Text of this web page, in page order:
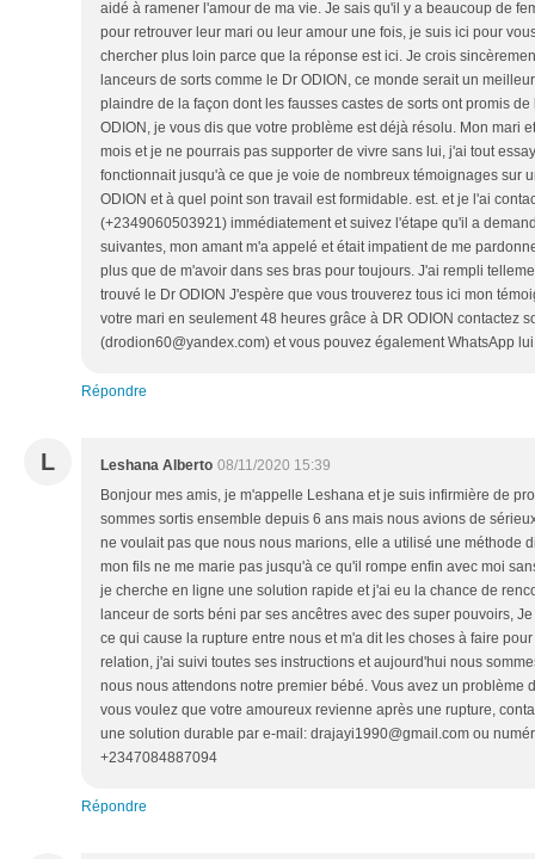
aidé à ramener l'amour de ma vie. Je sais qu'il y a beaucoup de
pour retrouver leur mari ou leur amour une fois, je suis ici pour
chercher plus loin parce que la réponse est ici. Je crois
lanceurs de sorts comme le Dr ODION, ce monde serait un
plaindre de la façon dont les fausses castes de sorts ont promis
ODION, je vous dis que votre problème est déjà résolu. Mon mari
mois et je ne pourrais pas supporter de vivre sans lui, j'ai tout
fonctionnait jusqu'à ce que je voie de nombreux témoignages sur
ODION et à quel point son travail est formidable. est. et je l'ai
(+2349060503921) immédiatement et suivez l'étape qu'il a
suivantes, mon amant m'a appelé et était impatient de me
plus que de m'avoir dans ses bras pour toujours. J'ai rempli
trouvé le Dr ODION J'espère que vous trouverez tous ici mon
votre mari en seulement 48 heures grâce à DR ODION contactez
(drodion60@yandex.com) et vous pouvez également WhatsApp
Répondre
L Leshana Alberto 08/11/2020 15:39
Bonjour mes amis, je m'appelle Leshana et je suis infirmière de
sommes sortis ensemble depuis 6 ans mais nous avions de
ne voulait pas que nous nous marions, elle a utilisé une méthode
mon fils ne me marie pas jusqu'à ce qu'il rompe enfin avec moi
je cherche en ligne une solution rapide et j'ai eu la chance de
lanceur de sorts béni par ses ancêtres avec des super pouvoirs,
ce qui cause la rupture entre nous et m'a dit les choses à faire
relation, j'ai suivi toutes ses instructions et aujourd'hui nous
nous nous attendons notre premier bébé. Vous avez un problème
vous voulez que votre amoureux revienne après une rupture,
une solution durable par e-mail: drajayi1990@gmail.com ou
+2347084887094
Répondre